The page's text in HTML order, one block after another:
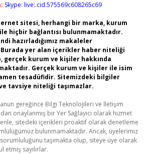
Skype: live:.cid.575569c608265c69
sitesi, herhangi bir marka, kurum
hiçbir bağlantısı bulunmamaktadır.
hazırladığımız makaleler
Burada yer alan içerikler haber niteliği
gerçek kurum ve kişiler hakkında
Gerçek kurum ve kişiler ile isim
tesadüfidir. Sitemizdeki bilgiler
tavsiye niteliği taşımazlar.
gereğince Bilgi Teknolojileri ve İletişim
onaylanmış bir Yer Sağlayıcı olarak hizmet
sitedeki içerikleri proaktif olarak denetleme
bulunmamaktadır. Ancak, üyelerimiz
taşımakta olup, siteye üye olarak
etmiş sayılırlar.